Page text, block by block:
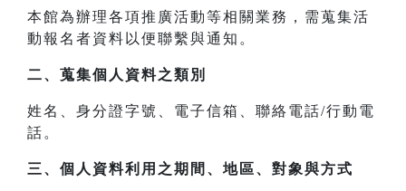
本館為辦理各項推廣活動等相關業務，需蒐集活
動報名者資料以便聯繫與通知。
二、 蒐集個人資料之類別
姓名、身分證字號、電子信箱、聯絡電話/行動電
話。
三、 個人資料利用之期間、地區、對象與方式